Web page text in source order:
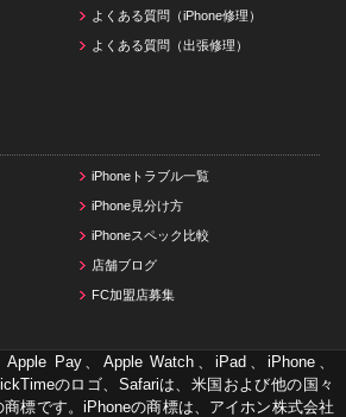
よくある質問（iPhone修理）
よくある質問（出張修理）
iPhoneトラブル一覧
iPhone見分け方
iPhoneスペック比較
店舗ブログ
FC加盟店募集
Pay、Apple Watch、iPad、iPhone、
のロゴ、Safariは、米国および他の国々
標です。iPhoneの商標は、アイホン株式会社